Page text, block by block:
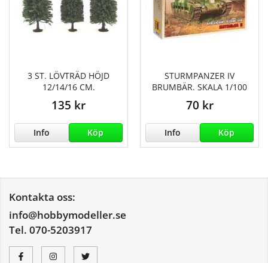
3 ST. LÖVTRÄD HÖJD
12/14/16 CM.
135 kr
Info Köp
STURMPANZER IV
BRUMBÄR. SKALA 1/100
70 kr
Info Köp
Kontakta oss:
info@hobbymodeller.se
Tel. 070-5203917